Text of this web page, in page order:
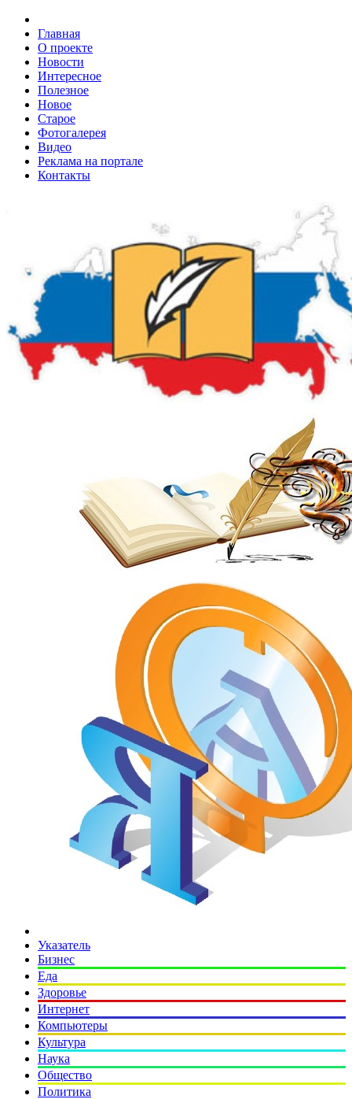
Главная
О проекте
Новости
Интересное
Полезное
Новое
Старое
Фотогалерея
Видео
Реклама на портале
Контакты
Указатель
Бизнес
Еда
Здоровье
Интернет
Компьютеры
Культура
Наука
Общество
Политика